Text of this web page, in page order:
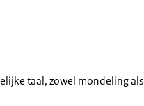
taal, zowel mondeling als